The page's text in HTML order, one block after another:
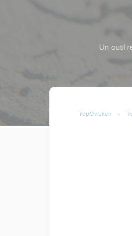
Un outil
TopChrétien